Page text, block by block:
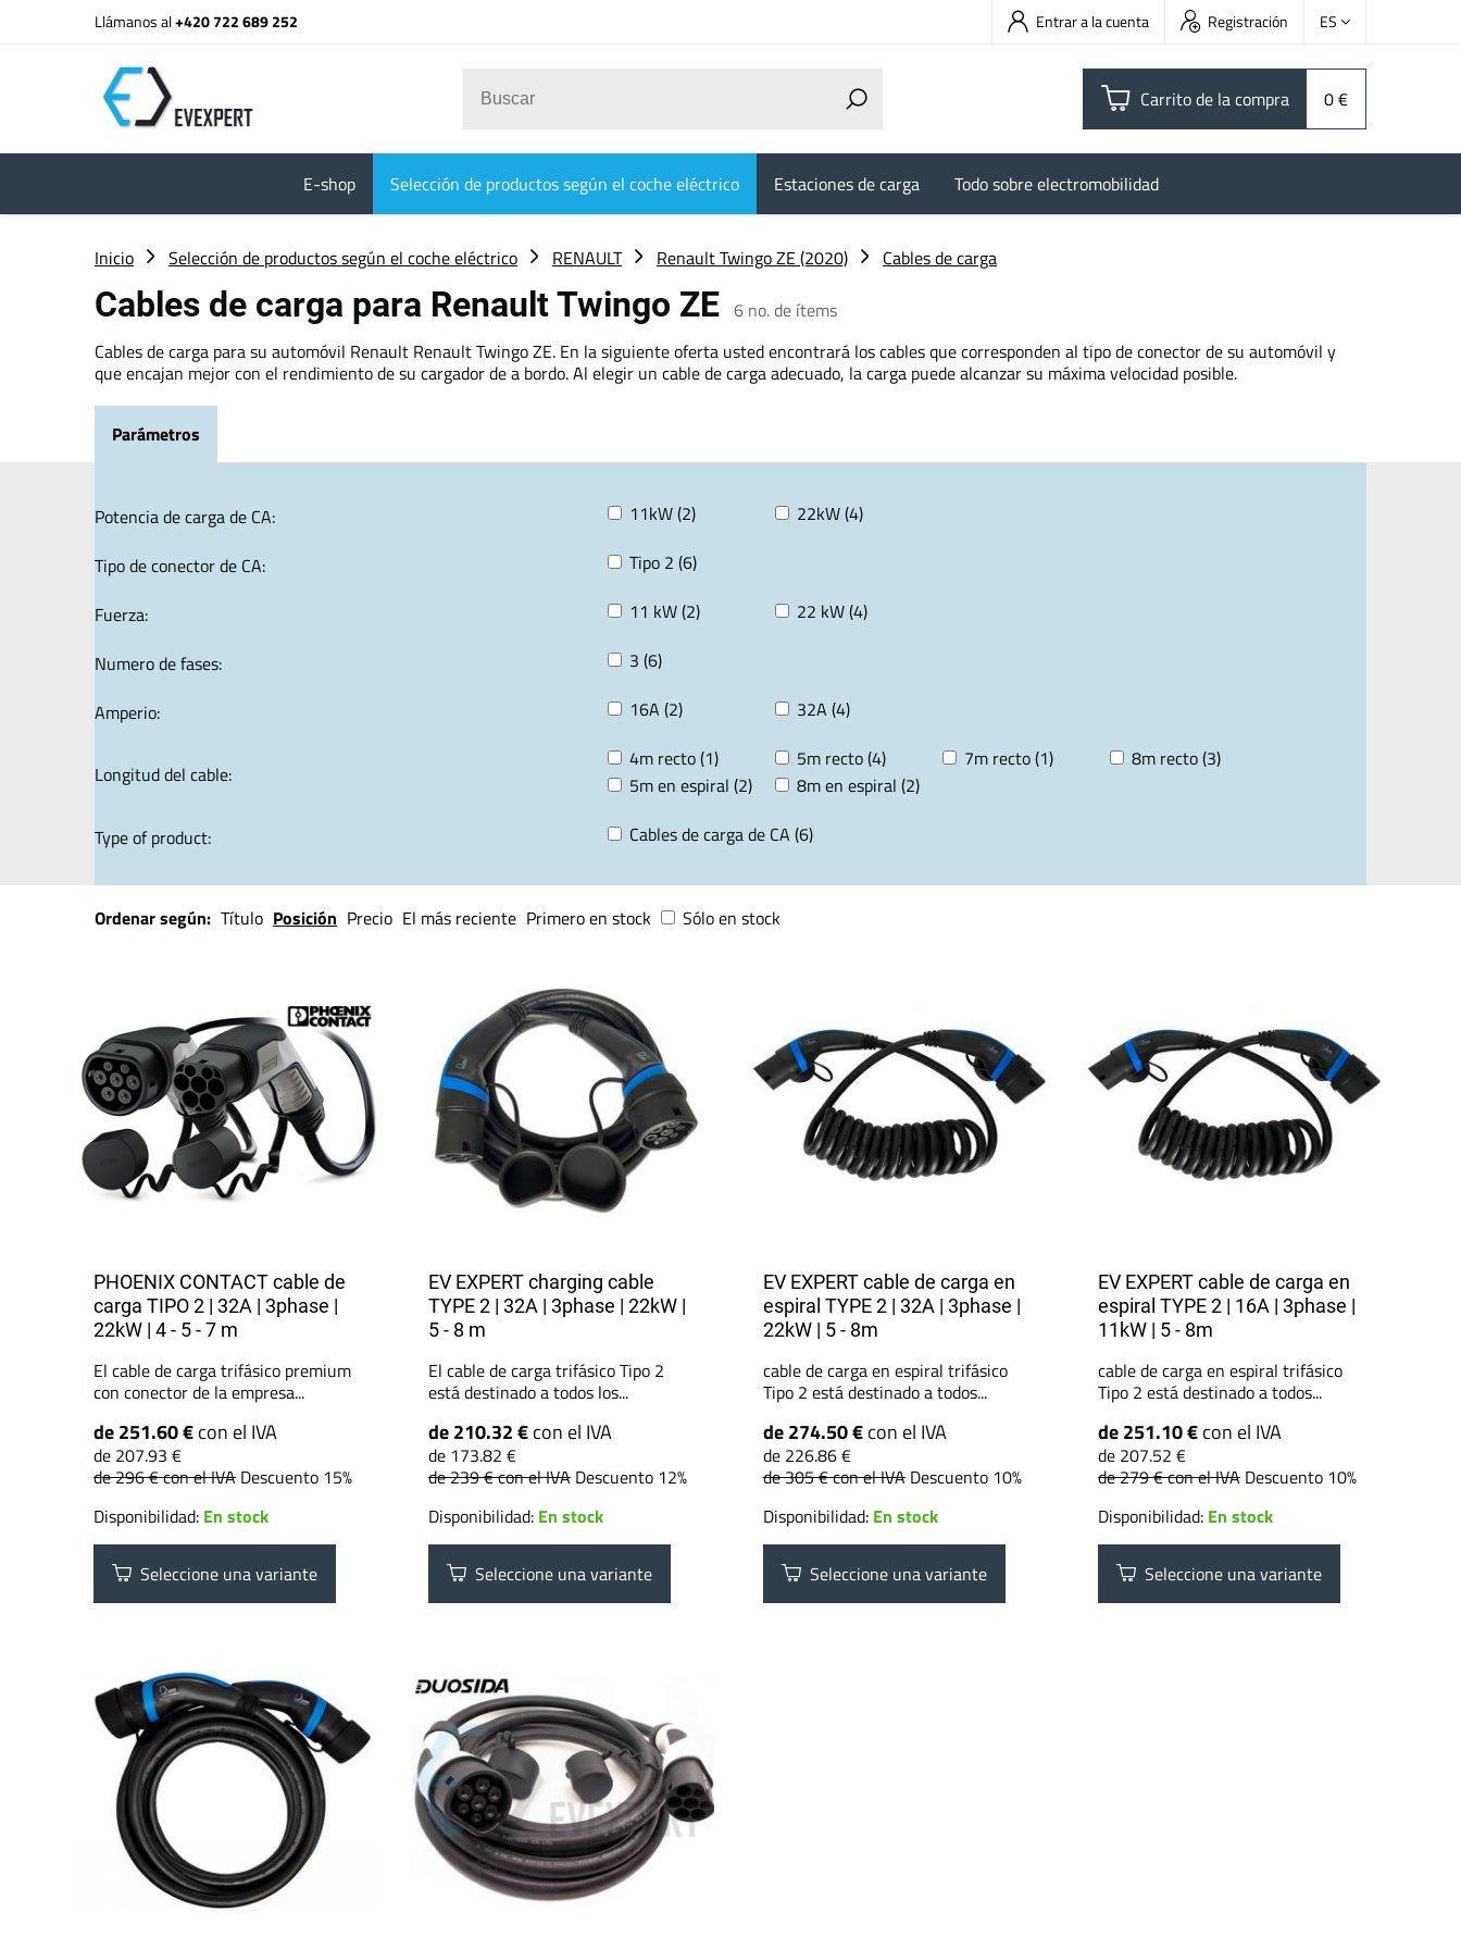
Llámanos al+420 722 689 252 Entrar a la cuenta Registración ES
Carrito de la compra 0 €
E-shop Selección de productos según el coche eléctrico Estaciones de carga Todo sobre electromobilidad
Inicio Selección de productos según el coche eléctrico RENAULT Renault Twingo ZE (2020) Cables de carga
Cables de carga para Renault Twingo ZE 6 no. de ítems
Cables de carga para su automóvil Renault Renault Twingo ZE. En la siguiente oferta usted encontrará los cables que corresponden al tipo de conector de su automóvil y
que encajan mejor con el rendimiento de su cargador de a bordo. Al elegir un cable de carga adecuado, la carga puede alcanzar su máxima velocidad posible.
Parámetros
Potencia de carga de CA: 11kW (2)
22kW (4)
Tipo de conector de CA:
Tipo 2 (6)
Fuerza:
11 kW (2)
22 kW (4)
Numero de fases:
3 (6)
Amperio:
16A (2) 32A (4)
Longitud del cable:
4m recto (1) 5m recto (4) 7m recto (1)
8m recto (3)
5m en espiral (2)
8m en espiral (2)
Type of product:
Cables de carga de CA (6)
Ordenar según: Título Posición Precio El más reciente Primero en stock Sólo en stock
PHOENIX CONTACT cable de
carga TIPO 2 | 32A | 3phase |
22kW | 4 - 5 - 7 m
El cable de carga trifásico premium
con conector de la empresa...
de 251.60 €con el IVA
de 207.93 €
de 296 €con el IVA Descuento 15%
Disponibilidad: En stock
Seleccione una variante
EV EXPERT charging cable
TYPE 2 | 32A | 3phase | 22kW |
5 - 8 m
El cable de carga trifásico Tipo 2
está destinado a todos los...
de 210.32 €con el IVA
de 173.82 €
de 239 €con el IVA Descuento 12%
Disponibilidad: En stock
Seleccione una variante
EV EXPERT cable de carga en
espiral TYPE 2 | 32A | 3phase |
22kW | 5 - 8m
cable de carga en espiral trifásico
Tipo 2 está destinado a todos...
de 274.50 €con el IVA
de 226.86 €
de 305 €con el IVA Descuento 10%
Disponibilidad: En stock
Seleccione una variante
EV EXPERT cable de carga en
espiral TYPE 2 | 16A | 3phase |
11kW | 5 - 8m
cable de carga en espiral trifásico
Tipo 2 está destinado a todos...
de 251.10 €con el IVA
de 207.52 €
de 279 €con el IVA Descuento 10%
Disponibilidad: En stock
Seleccione una variante